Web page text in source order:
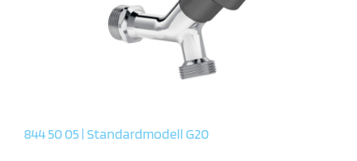
844 50 05 | Standardmodell G20